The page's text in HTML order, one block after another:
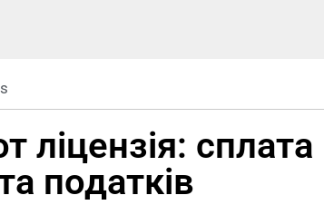
сплата
податків